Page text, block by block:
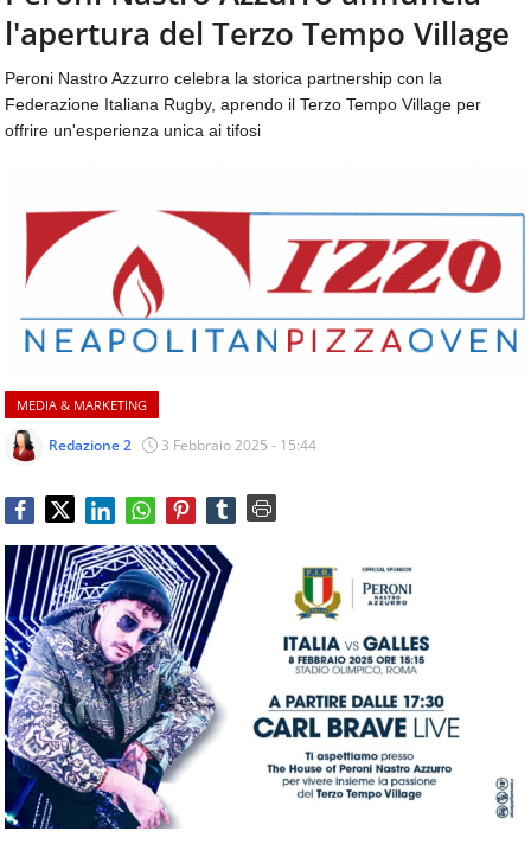
aggiornamenti
quotidiani
temi
come
ospitalità,
&
beverage,
catering
e
quotidiani
mondo
dell'alimentazione,
dei
consumi
Service
e
tutte
le
novità
del
comparto
Horeca.
CONTATTI
l'apertura del Terzo Tempo Village
Peroni Nastro Azzurro celebra la storica partnership con la
Federazione Italiana Rugby, aprendo il Terzo Tempo Village per
offrire un'esperienza unica ai tifosi
MEDIA & MARKETING
Redazione 2 3 Febbraio 2025 - 15:44